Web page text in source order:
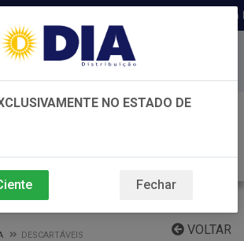
Distribuidora há 22 anos
Baixe já nosso APP
VOLTAR
DESCARTÁVEIS
NO ESTADO DE
Fechar